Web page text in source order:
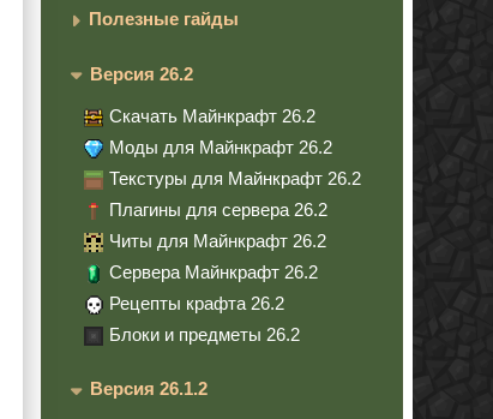
Полезные гайды
Версия 26.2
Скачать Майнкрафт 26.2
Моды для Майнкрафт 26.2
Текстуры для Майнкрафт 26.2
Плагины для сервера 26.2
Читы для Майнкрафт 26.2
Сервера Майнкрафт 26.2
Рецепты крафта 26.2
Блоки и предметы 26.2
Версия 26.1.2